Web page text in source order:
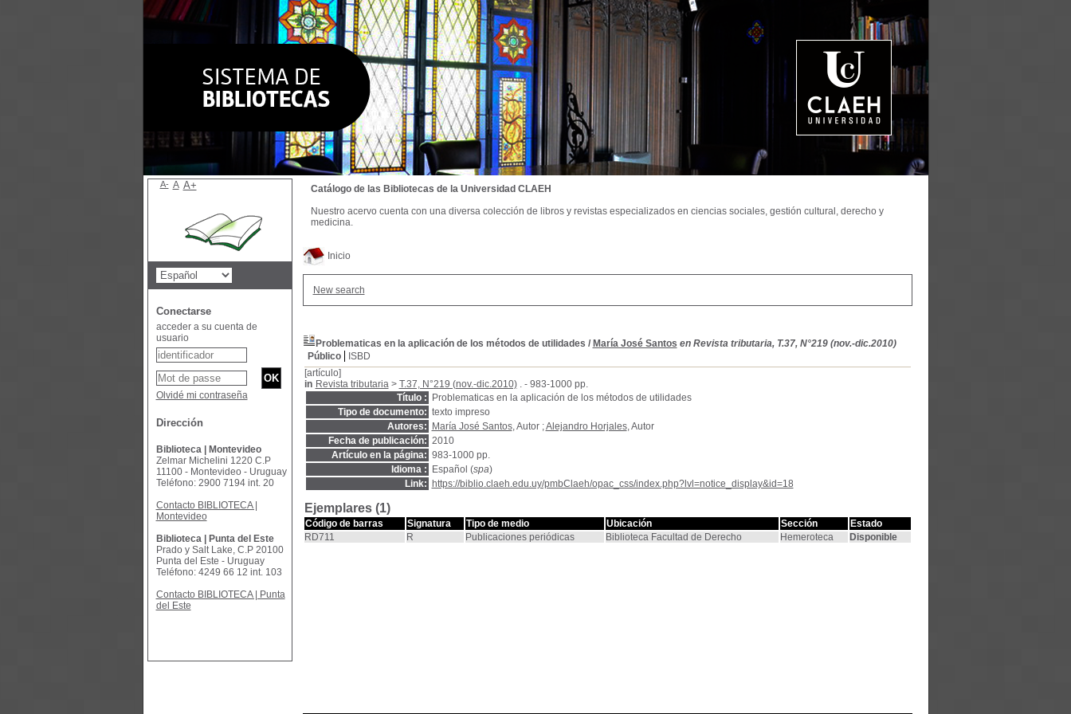
Inicio
New search
Problematicas en la aplicación de los métodos de utilidades / María José Santos en Revista tributaria, T.37, N°219 (nov.-dic.2010)
Público
ISBD
[artículo]
in Revista tributaria> T.37, N°219 (nov.-dic.2010). - 983-1000 pp.
Título :
Problematicas en la aplicación de los métodos de utilidades
Tipo de documento: texto impreso
Autores:
María José Santos, Autor ;Alejandro Horjales, Autor
Fecha de publicación: 2010
Artículo en la página: 983-1000 pp.
Idioma :
Español (spa)
Link:
https://biblio.claeh.edu.uy/pmbClaeh/opac_css/index.php?lvl=notice_display&id=18
Ejemplares (1)
Código de barras Signatura Tipo de medio Ubicación Sección
Estado
RD711
R Publicaciones periódicas Biblioteca Facultad de Derecho Hemeroteca Disponible
Catálogo de las Bibliotecas de la Universidad CLAEH
Nuestro acervo cuenta con una diversa colección de libros y revistas especializados en ciencias sociales, gestión cultural, derecho y
medicina.
A- A A+
Conectarse
acceder a su cuenta de
usuario
Olvidé mi contraseña
Dirección
Biblioteca | Montevideo
Zelmar Michelini 1220 C.P
11100 - Montevideo - Uruguay
Teléfono: 2900 7194 int. 20
Contacto BIBLIOTECA |
Montevideo
Biblioteca | Punta del Este
Prado y Salt Lake, C.P 20100
Punta del Este - Uruguay
Teléfono: 4249 66 12 int. 103
Contacto BIBLIOTECA | Punta
del Este